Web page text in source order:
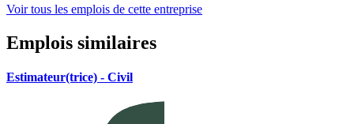
Voir tous les emplois de cette entreprise
Emplois similaires
Estimateur(trice) - Civil